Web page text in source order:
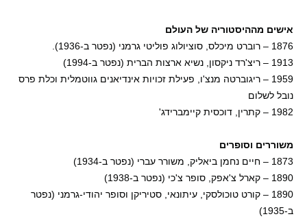
אישים מההיסטוריה של העולם
1876 – רוברט מיכלס, סוציולוג פוליטי גרמני (נפטר ב-1936).
1913 – ריצ'רד ניקסון, נשיא ארצות הברית (נפטר ב-1994)
1959 – ריגוברטה מנצ'ו, פעילת זכויות אינדיאנים גווטמלית וכלת פרס
נובל לשלום
1982 – קתרין, דוכסית קיימברידג'
משוררים וסופרים
1873 – חיים נחמן ביאליק, משורר עברי (נפטר ב-1934)
1890 – קארל צ'אפק, סופר צ'כי (נפטר ב-1938)
1890 – קורט טוכולסקי, עיתונאי, סטיריקן וסופר יהודי-גרמני (נפטר
ב-1935)